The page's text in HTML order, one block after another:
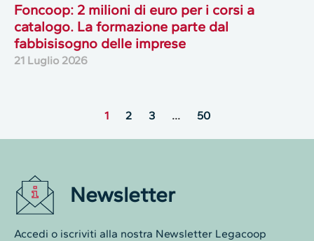
Foncoop: 2 milioni di euro per i corsi a
catalogo. La formazione parte dal
fabbisisogno delle imprese
21 Luglio 2026
1 2 3 … 50
Newsletter
Accedi o iscriviti alla nostra Newsletter Legacoop